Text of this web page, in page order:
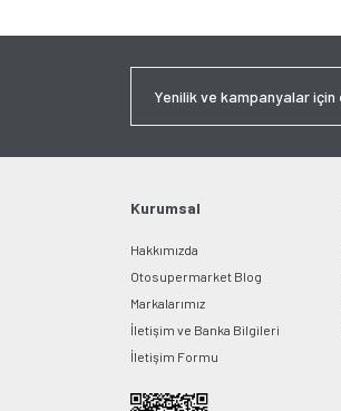
Kurumsal
Hakkımızda
Otosupermarket Blog
Markalarımız
İletişim ve Banka Bilgileri
İletişim Formu